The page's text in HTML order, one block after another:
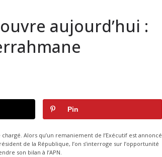
aujourd’hui :
Pin
Alors qu’un remaniement de l’Exécutif est annoncé
de la République, l’on s’interroge sur l’opportunité
son bilan à l’APN.